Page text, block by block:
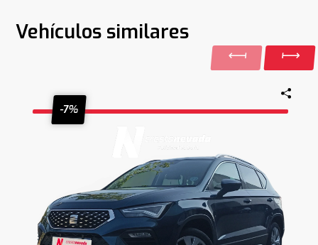
Vehículos similares
-7%